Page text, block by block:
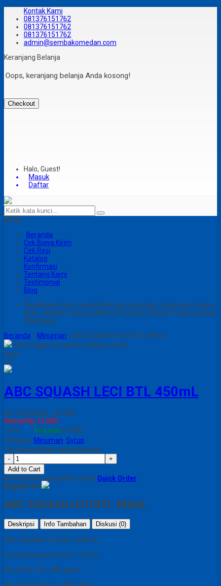
Kontak Kami
081376151762
081376151762
081376151762
admin@sembakomedan.com
Keranjang Belanja
Oops, keranjang belanja Anda kosong!
Checkout
Halo, Guest!
Masuk
Daftar
MENU
Beranda
Cek Biaya Kirim
Cek Resi
Katalog
Konfirmasi
Tentang Kami
Testimonial
Blog
Dapatkan promo menarik berupa potongan harga dan ongkos
kirim, silahkan hubungi Admin Sembako Medan melalui pesan
Whatsapp
Beranda » Minuman » ABC SQUASH LECI BTL 450mL
click image to preview activate zoom
Diskon
7%
ABC SQUASH LECI BTL 450mL
Rp 163.000 Rp 175.000
Hemat Rp 12.000
Stok
Tersedia (1000)
Kategori Minuman, Syrup
Tentukan pilihan yang tersedia!
-
+
Add to Cart
Pemesanan yang lebih cepat! Quick Order
Bagikan ke
ABC SQUASH LECI BTL 450mL
Deskripsi Info Tambahan Diskusi (0)
ABC SQUASH LECI BTL 450mL
Isi perkemasan karton : 12 Pcs
Berat Per Pcs : 580 gram